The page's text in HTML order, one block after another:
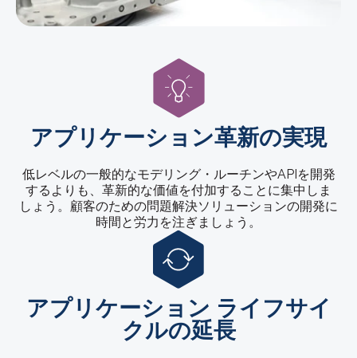
アプリケーション革新の実現
低レベルの一般的なモデリング・ルーチンやAPIを開発
するよりも、革新的な価値を付加することに集中しま
しょう。顧客のための問題解決ソリューションの開発に
時間と労力を注ぎましょう。
アプリケーション ライフサイ
クルの延長